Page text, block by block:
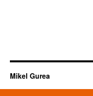
Mikel Gurea